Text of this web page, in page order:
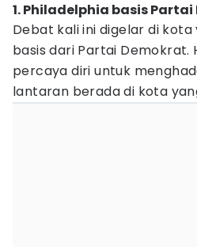
1. Philadelphia basis
Debat kali ini digelar di
basis dari Partai Demokrat.
percaya diri untuk
lantaran berada di kota